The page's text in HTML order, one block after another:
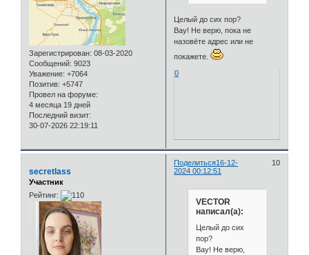
Зарегистрирован: 08-03-2020
Сообщений: 9023
Уважение: +7064
Позитив: +5747
Провел на форуме:
4 месяца 19 дней
Последний визит:
30-07-2026 22:19:11
Целый до сих пор?
Вау! Не верю, пока не
назовёте адрес или не
покажете.
0
Поделиться 10
16-12-
2024 00:12:51
secretlass
Участник
Рейтинг:
VECTOR
написал(а):
Целый до сих
пор?
Вау! Не верю,